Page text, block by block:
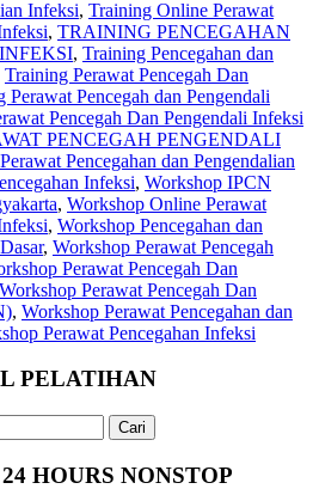
Infeksi, Training Online Perawat
, TRAINING PENCEGAHAN
, Training Pencegahan dan
Training Perawat Pencegah Dan
Perawat Pencegah dan Pengendali
Pencegah Dan Pengendali Infeksi
PENCEGAH PENGENDALI
Pencegahan dan Pengendalian
Infeksi, Workshop IPCN
, Workshop Online Perawat
, Workshop Pencegahan dan
, Workshop Perawat Pencegah
Perawat Pencegah Dan
Workshop Perawat Pencegah Dan
, Workshop Perawat Pencegahan dan
Perawat Pencegahan Infeksi
PELATIHAN
HOURS NONSTOP